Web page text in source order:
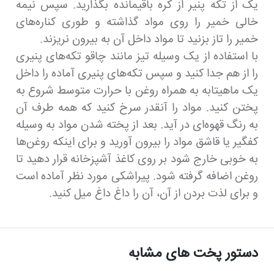
یک از تکه پنیر از کره باقیمانده بگذارید. سپس نیمه
خالی خمیر را روی مواد گذاشته و طوری کناره‌های
خمیر را تاز بزنید تا مواد داخل آن به بیرون نریزند.
با استفاده از یک وسیله تیز مانند چاقو تکه‌های پنیری
را از هم جدا کنید و سپس تکه‌های پنیری آماده را داخل
یک ماهیتابه به همراه روغن با حرارت متوسط شروع به
پختن کنید. مواد را آنقدر سرخ کنید که همه طرف آن
به رنگ قهوه‌ای در آید. بعد از پخته شدن مواد به وسیله
کفگیر یا قاشق مواد را بیرون آورید و برای اینکه روغن‌ها
به خوبی خارج شود بر روی کاغذ آشپزخانه قرار دهید تا
روغن اضافه گرفته شود. پیراشکی مورد نظر آماده است
و برای لذت بردن از آن، آن را داغ داغ میل کنید.
دستور پخت های مشابه